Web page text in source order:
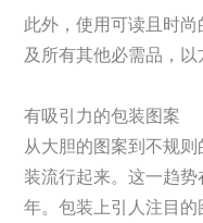
此外，使用可读且时
及所有其他必需品，以
有吸引力的包装图案
从大胆的图案到不规
装流行起来。这一趋
年。包装上引人注目